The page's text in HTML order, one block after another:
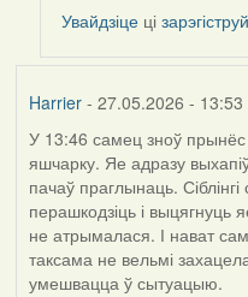
Увайдзіце ці
Harrier- 27.05.2026 - 13:53
У 13:46 самец зноў
яшчарку. Яе адразу
пачаў праглынаць. Сіблінгі
перашкодзіць і выцягнуць
не атрымалася. І нават
таксама не вельмі
умешвацца ў сытуацыю.